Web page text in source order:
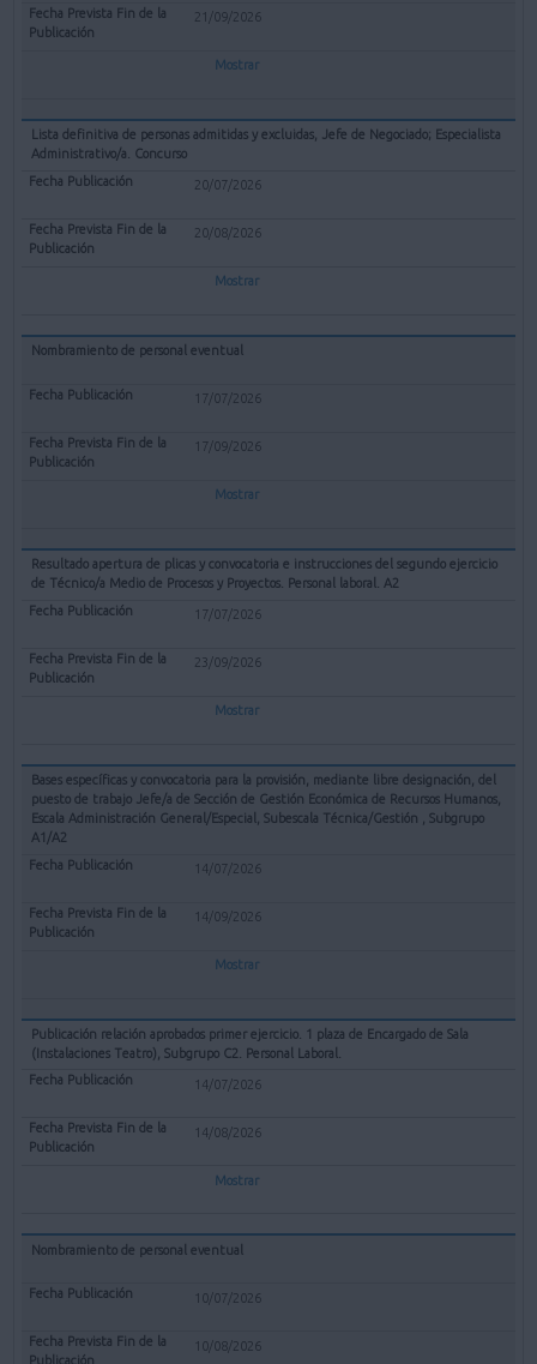
21/09/2026
Mostrar
Lista definitiva de personas admitidas y excluidas, Jefe de Negociado; Especialista
Administrativo/a. Concurso
20/07/2026
20/08/2026
Mostrar
Nombramiento de personal eventual
17/07/2026
17/09/2026
Mostrar
Resultado apertura de plicas y convocatoria e instrucciones del segundo ejercicio
de Técnico/a Medio de Procesos y Proyectos. Personal laboral. A2
17/07/2026
23/09/2026
Mostrar
Bases específicas y convocatoria para la provisión, mediante libre designación, del
puesto de trabajo Jefe/a de Sección de Gestión Económica de Recursos Humanos,
Escala Administración General/Especial, Subescala Técnica/Gestión , Subgrupo
A1/A2
14/07/2026
14/09/2026
Mostrar
Publicación relación aprobados primer ejercicio. 1 plaza de Encargado de Sala
(Instalaciones Teatro), Subgrupo C2. Personal Laboral.
14/07/2026
14/08/2026
Mostrar
Nombramiento de personal eventual
10/07/2026
10/08/2026